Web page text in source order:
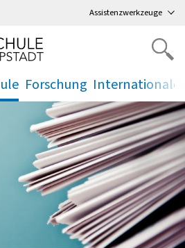
Assistenzwerkzeuge
Forschung
. .